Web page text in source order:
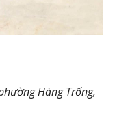
Hàng Trống,